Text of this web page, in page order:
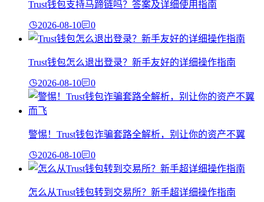
Trust钱包支持马蹄链吗？答案及详细使用指南
2026-08-10 0
Trust钱包怎么退出登录？新手友好的详细操作指南
2026-08-10 0
警惕！Trust钱包诈骗套路全解析，别让你的资产不翼
2026-08-10 0
怎么从Trust钱包转到交易所？新手超详细操作指南